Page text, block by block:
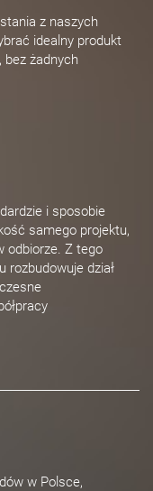
z naszych
idealny produkt
żadnych
i sposobie
samego projektu,
odbiorze. Z tego
rozbudowuje dział
w Polsce,